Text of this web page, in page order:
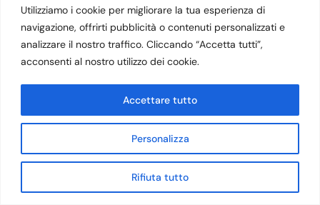
Utilizziamo i cookie per migliorare la tua esperienza di
navigazione, offrirti pubblicità o contenuti personalizzati e
analizzare il nostro traffico. Cliccando “Accetta tutti”,
acconsenti al nostro utilizzo dei cookie.
Personalizza
Rifiuta tutto
Accettare tutto
CONTATTI
Via Margherita 34, Amantea (CS) - 87032
info@calzaturebruno.com
© 2023 Victoria Shoes srl | P. IVA 03571330780 | Sede legale: Via
Margherita, 34 – Amantea (CS) 87032 | REA CS 244503
Shop Home Sign in Whatsapp